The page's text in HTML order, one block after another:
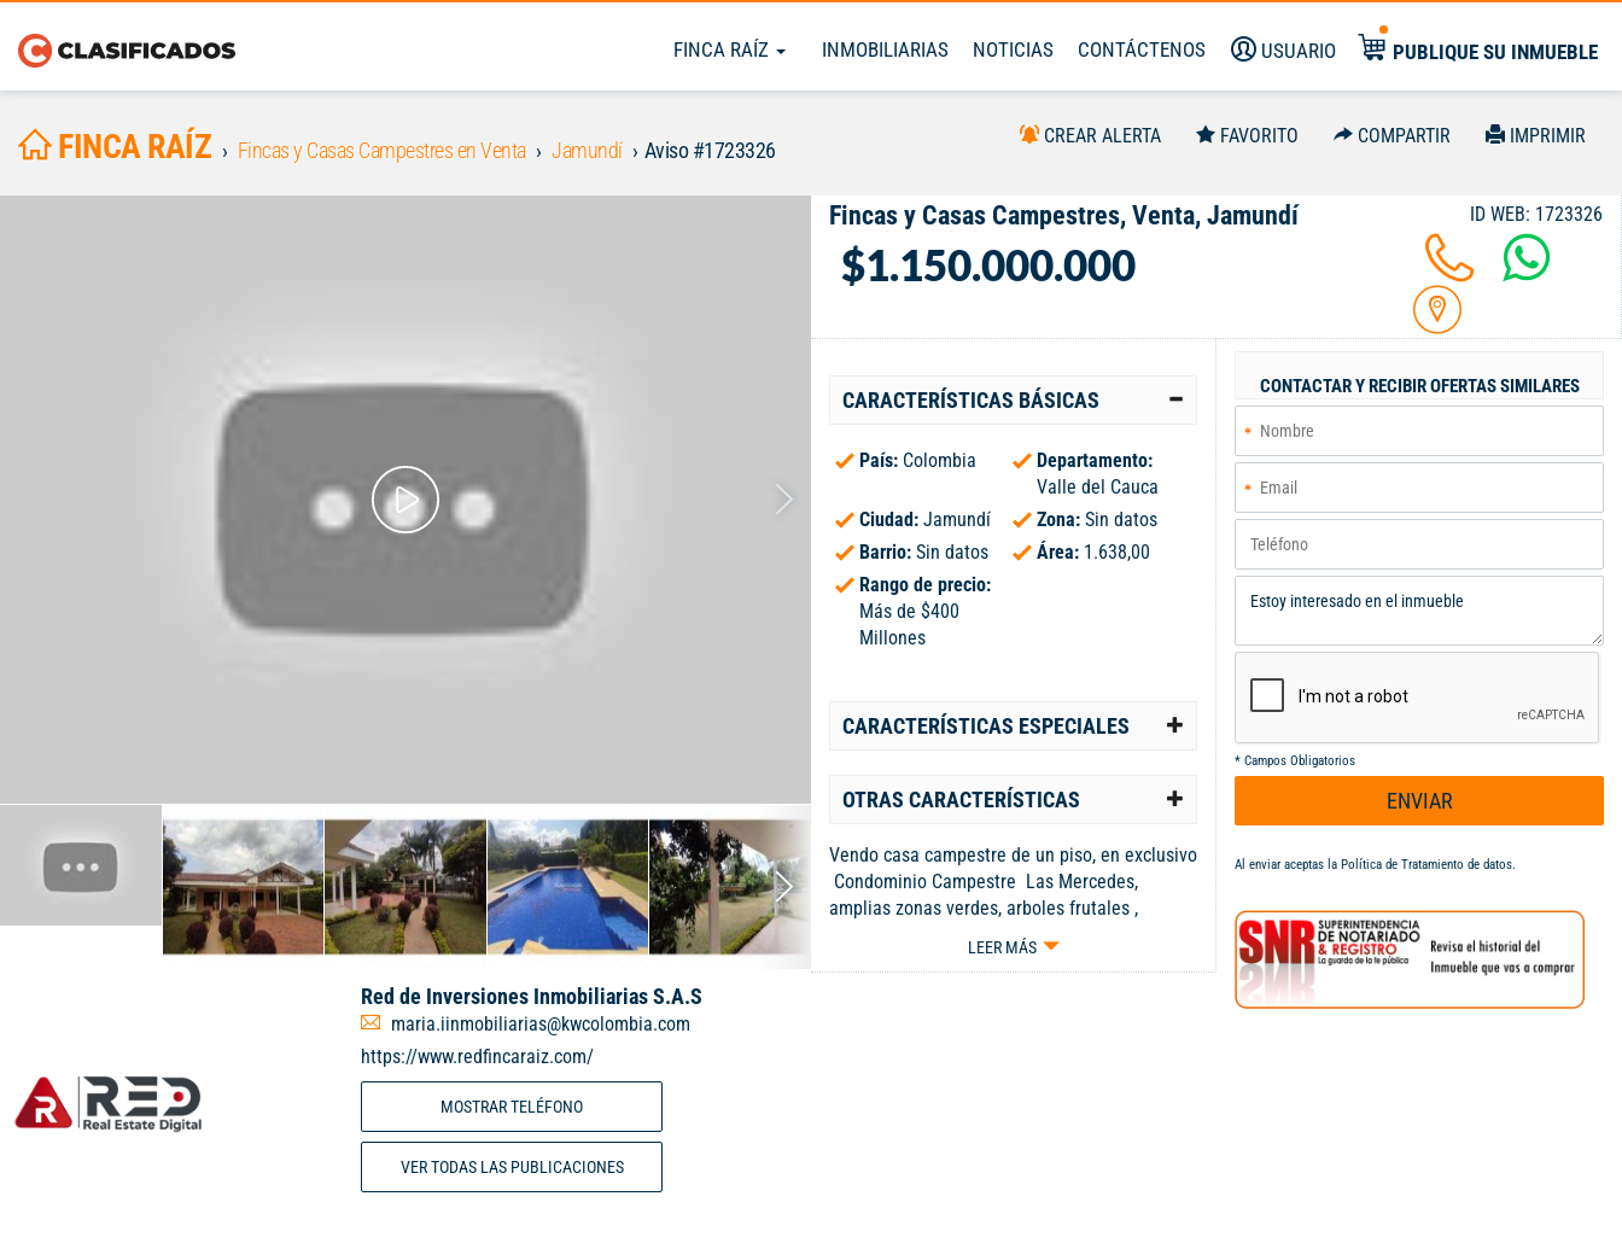
FINCA RAÍZ INMOBILIARIAS NOTICIAS CONTÁCTENOS USUARIO PUBLIQUE SU INMUEBLE
FINCA RAÍZ Fincas y Casas Campestres en Venta Jamundí Aviso #1723326
CREAR ALERTA FAVORITO COMPARTIR IMPRIMIR
Red de Inversiones Inmobiliarias S.A.S
maria.iinmobiliarias@kwcolombia.com
https://www.redfincaraiz.com/
MOSTRAR TELÉFONO
VER TODAS LAS PUBLICACIONES
Fincas y Casas Campestres, Venta, Jamundí
$1.150.000.000
ID WEB: 1723326
CARACTERÍSTICAS BÁSICAS
País: Colombia
Departamento:
Valle del Cauca
Ciudad: Jamundí Zona: Sin datos
Barrio: Sin datos Área: 1.638,00
Rango de precio:
Más de $400
Millones
CARACTERÍSTICAS ESPECIALES
OTRAS CARACTERÍSTICAS
Vendo casa campestre de un piso, en exclusivo
Condominio Campestre Las Mercedes,
amplias zonas verdes, arboles frutales ,
espectacular piscina con cascada y jacuzzi
,turco, aljibe, cinco habitaciones , sala
LEER MÁS
CONTACTAR Y RECIBIR OFERTAS SIMILARES
* Campos Obligatorios
ENVIAR
Al enviar aceptas la Política de Tratamiento de datos.